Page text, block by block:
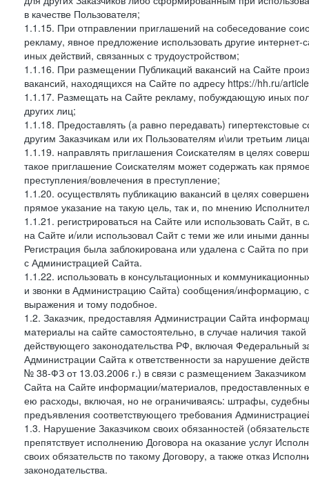
в качестве Пользователя;
1.1.15. При отправлении приглашений на собеседование
рекламу, явное предложение использовать другие
иных действий, связанных с трудоустройством;
1.1.16. При размещении Публикаций вакансий на Сайте
вакансий, находящихся на Сайте по адресу https://hh.ru/
1.1.17. Размещать на Сайте рекламу, побуждающую иных
других лиц;
1.1.18. Предоставлять (а равно передавать)
другим Заказчикам или их Пользователям и\или третьим
1.1.19. направлять приглашения Соискателям в целях
такое приглашение Соискателям может содержать как
преступления/вовлечения в преступление;
1.1.20. осуществлять публикацию вакансий в целях
прямое указание на такую цель, так и, по мнению
1.1.21. регистрироваться на Сайте или использовать Сайт,
на Сайте и/или использовал Сайт с теми же или иными
Регистрация была заблокирована или удалена с Сайта по
с Администрацией Сайта.
1.1.22. использовать в консультационных и
и звонки в Администрацию Сайта) сообщения/информацию,
выражения и тому подобное.
1.2. Заказчик, предоставляя Администрации Сайта
материалы на сайте самостоятельно, в случае наличия
действующего законодательства РФ, включая
Администрации Сайта к ответственности за нарушение
№ 38-ФЗ от 13.03.2006 г.) в связи с размещением
Сайта на Сайте информации/материалов, предоставленных
ею расходы, включая, но не ограничиваясь: штрафы,
предъявления соответствующего требования
1.3. Нарушение Заказчиком своих обязанностей
препятствует исполнению Договора на оказание услуг
своих обязательств по такому Договору, а также отказ
законодательства.